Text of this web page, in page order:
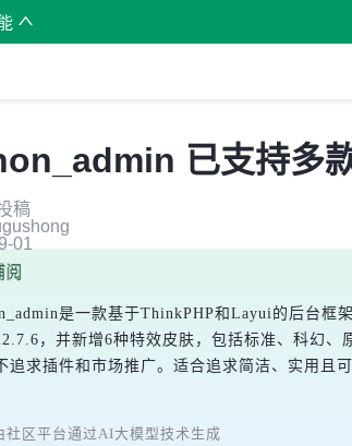
已支持多
稿
01
是一款基于ThinkPHP和Layui的后台框
，并新增6种特效皮肤，包括标准、科幻、
追求插件和市场推广。适合追求简洁、实用且
社区平台通过AI大模型技术生成